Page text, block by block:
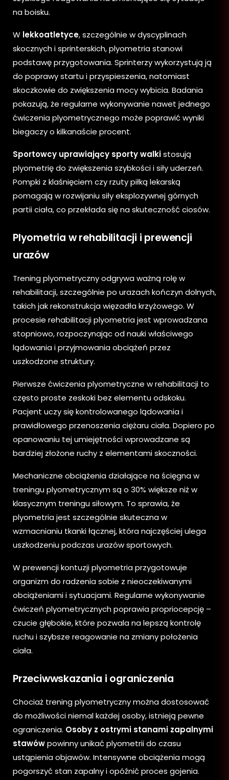
na boisku.
W lekkoatletyce, szczególnie w dyscyplinach
skocznych i sprinterskich, plyometria stanowi
podstawę przygotowania. Sprinterzy wykorzystują ją
do poprawy startu i przyspieszenia, natomiast
skoczkowie do zwiększenia mocy wybicia. Badania
pokazują, że regularne wykonywanie nawet jednego
ćwiczenia plyometrycznego może poprawić wyniki
biegaczy o kilkanaście procent.
Sportowcy uprawiający sporty walkistosują
plyometrię do zwiększenia szybkości i siły uderzeń.
Pompki z klaśnięciem czy rzuty piłką lekarską
pomagają w rozwijaniu siły eksplozywnej górnych
partii ciała, co przekłada się na skuteczność ciosów.
Plyometria w rehabilitacji i prewencji
urazów
Trening plyometryczny odgrywa ważną rolę w
rehabilitacji, szczególnie po urazach kończyn dolnych,
takich jak rekonstrukcja więzadła krzyżowego. W
procesie rehabilitacji plyometria jest wprowadzana
stopniowo, rozpoczynając od nauki właściwego
lądowania i przyjmowania obciążeń przez
uszkodzone struktury.
Pierwsze ćwiczenia plyometryczne w rehabilitacji to
często proste zeskoki bez elementu odskoku.
Pacjent uczy się kontrolowanego lądowania i
prawidłowego przenoszenia ciężaru ciała. Dopiero po
opanowaniu tej umiejętności wprowadzane są
bardziej złożone ruchy z elementami skoczności.
Mechaniczne obciążenia działające na ścięgna w
treningu plyometrycznym są o 30% większe niż w
klasycznym treningu siłowym. To sprawia, że
plyometria jest szczególnie skuteczna w
wzmacnianiu tkanki łącznej, która najczęściej ulega
uszkodzeniu podczas urazów sportowych.
W prewencji kontuzji plyometria przygotowuje
organizm do radzenia sobie z nieoczekiwanymi
obciążeniami i sytuacjami. Regularne wykonywanie
ćwiczeń plyometrycznych poprawia propriocepcję –
czucie głębokie, które pozwala na lepszą kontrolę
ruchu i szybsze reagowanie na zmiany położenia
ciała.
Przeciwwskazania i ograniczenia
Chociaż trening plyometryczny można dostosować
do możliwości niemal każdej osoby, istnieją pewne
ograniczenia. Osoby z ostrymi stanami zapalnymi
stawówpowinny unikać plyometrii do czasu
ustąpienia objawów. Intensywne obciążenia mogą
pogorszyć stan zapalny i opóźnić proces gojenia.